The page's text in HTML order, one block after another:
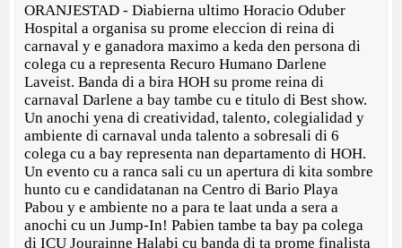
ORANJESTAD - Diabierna ultimo Horacio Oduber
Hospital a organisa su prome eleccion di reina di
carnaval y e ganadora maximo a keda den persona di
colega cu a representa Recuro Humano Darlene
Laveist. Banda di a bira HOH su prome reina di
carnaval Darlene a bay tambe cu e titulo di Best show.
Un anochi yena di creatividad, talento, colegialidad y
ambiente di carnaval unda talento a sobresali di 6
colega cu a bay representa nan departamento di HOH.
Un evento cu a ranca sali cu un apertura di kita sombre
hunto cu e candidatanan na Centro di Bario Playa
Pabou y e ambiente no a para te laat unda a sera a
anochi cu un Jump-In! Pabien tambe ta bay pa colega
di ICU Jourainne Halabi cu banda di ta prome finalista